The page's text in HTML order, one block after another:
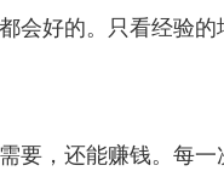
会好的。只看经验
，还能赚钱。每一